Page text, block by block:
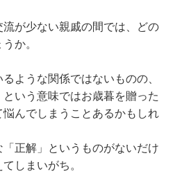
が少ない親戚の間では、どの
か。
ような関係ではないものの、
という意味ではお歳暮を贈った
んでしまうことあるかもしれ
正解」というものがないだけ
しまいがち。